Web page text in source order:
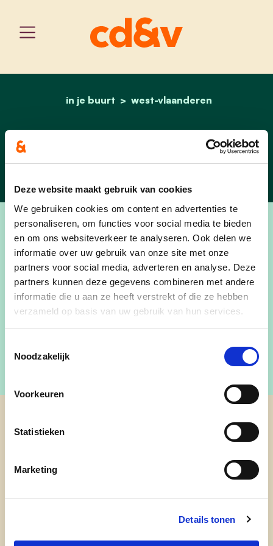
Deze website maakt gebruik van cookies
We gebruiken cookies om content en advertenties te
personaliseren, om functies voor social media te bieden
en om ons websiteverkeer te analyseren. Ook delen we
informatie over uw gebruik van onze site met onze
partners voor social media, adverteren en analyse. Deze
partners kunnen deze gegevens combineren met andere
informatie die u aan ze heeft verstrekt of die ze hebben
verzameld op basis van uw gebruik van hun services.
Noodzakelijk
Voorkeuren
Statistieken
Marketing
Details tonen
home
in je buurt west-vlaanderen
avelgem
Avelgem
cd&v Avelgem verwelkomt iedereen met een
positieve blik op onze gemeente.
Meer info:
https://www.facebook.com/cdenvavelgem/
cd&v Avelgem